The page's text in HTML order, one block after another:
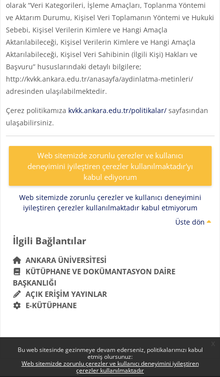
Bu web sitesinde gezinmeye devam ederseniz, politikalarımızı kabul
etmiş olursunuz:
Web sitemizde zorunlu çerezler ve kullanıcı deneyimini iyileştiren
çerezler kullanılmaktadır
olarak “Veri Kategorileri, İşleme Amaçları, Toplanma Yöntemi
ve Aktarım Durumu, Kişisel Veri Toplamanın Yöntemi ve Hukuki
Sebebi, Kişisel Verilerin Kimlere ve Hangi Amaçla
Aktarılabileceği, Kişisel Verilerin Kimlere ve Hangi Amaçla
Aktarılabileceği, Kişisel Veri Sahibinin (İlgili Kişi) Hakları ve
Başvuru” hususlarındaki detaylı bilgilere;
http://kvkk.ankara.edu.tr/anasayfa/aydinlatma-metinleri/
adresinden ulaşılabilmektedir.
Çerez politikamıza kvkk.ankara.edu.tr/politikalar/sayfasından
ulaşabilirsiniz.
Web sitemizde zorunlu çerezler ve kullanıcı
deneyimini iyileştiren çerezler kullanılmaktadır'yı
kabul ediyorum
Web sitemizde zorunlu çerezler ve kullanıcı deneyimini
iyileştiren çerezler kullanılmaktadır kabul etmiyorum
Üste dön
Bloklar
İlgili Bağlantılar 'yı atla
İlgili Bağlantılar
ANKARA ÜNIVERSITESI
KÜTÜPHANE VE DOKÜMANTASYON DAIRE
BAŞKANLIĞI
AÇIK ERIŞIM YAYINLAR
E-KÜTÜPHANE